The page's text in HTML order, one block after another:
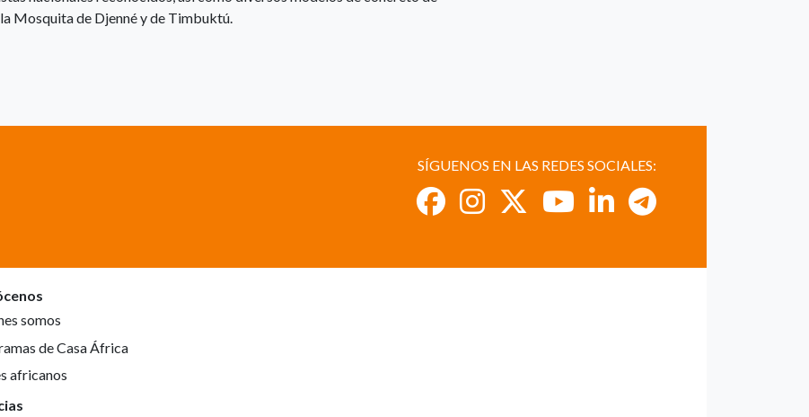
Mosquita de Djenné y de Timbuktú.
SÍGUENOS EN LAS REDES SOCIALES:
somos
de Casa África
africanos